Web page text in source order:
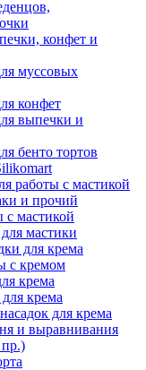
конфет и
муссовых
конфет
выпечки и
бенто тортов
работы с мастикой
и прочий
с мастикой
мастики
для крема
с кремом
крема
крема
для крема
и выравнивания